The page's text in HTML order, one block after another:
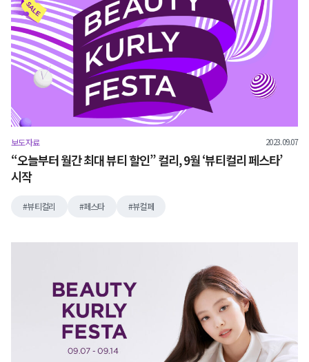
보도자료 2023.09.07
“오늘부터 월간 최대 뷰티 할인” 컬리, 9월 ‘뷰티컬리 페스타’
시작
뷰티컬리 페스타 뷰컬페